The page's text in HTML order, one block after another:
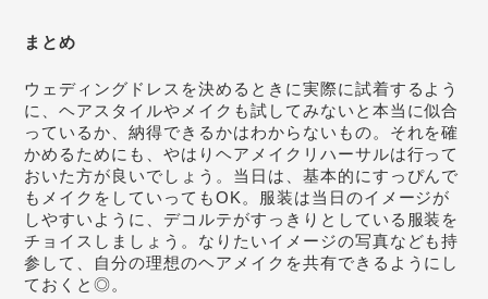
まとめ
ウェディングドレスを決めるときに実際に試着するよう
に、ヘアスタイルやメイクも試してみないと本当に似合
っているか、納得できるかはわからないもの。それを確
かめるためにも、やはりヘアメイクリハーサルは行って
おいた方が良いでしょう。当日は、基本的にすっぴんで
もメイクをしていってもOK。服装は当日のイメージが
しやすいように、デコルテがすっきりとしている服装を
チョイスしましょう。なりたいイメージの写真なども持
参して、自分の理想のヘアメイクを共有できるようにし
ておくと◎。